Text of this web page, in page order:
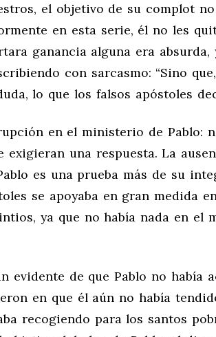
el objetivo de su complot
en esta serie, él no les
ganancia alguna era
con sarcasmo: “Sino
lo que los falsos apóstoles
en el ministerio de Pablo:
exigieran una respuesta. La
es una prueba más de su
se apoyaba en gran medida
ya que no había nada en el
evidente de que Pablo no había
en que él aún no había
recogiendo para los santos